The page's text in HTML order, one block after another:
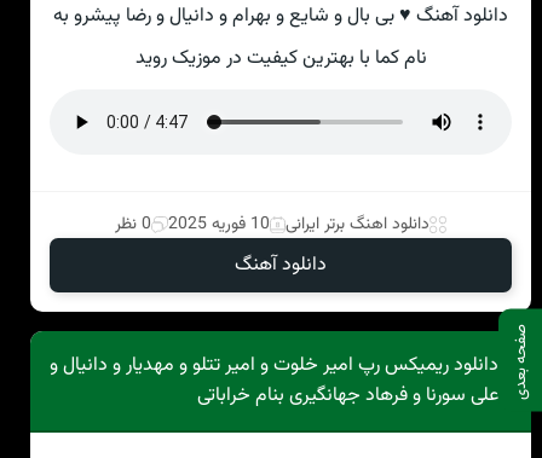
دانلود آهنگ ♥ بی بال و شایع و بهرام و دانیال و رضا پیشرو به
نام کما با بهترین کیفیت در موزیک روید
دانلود اهنگ برتر ایرانی 10 فوریه 2025 0 نظر
دانلود آهنگ
دانلود ریمیکس رپ امیر خلوت و امیر تتلو و مهدیار و دانیال و
علی سورنا و فرهاد جهانگیری بنام خراباتی صفحه بعدی